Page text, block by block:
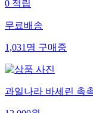
0적립
무료배송
1,031명구매중
과일나라 바세린 촉